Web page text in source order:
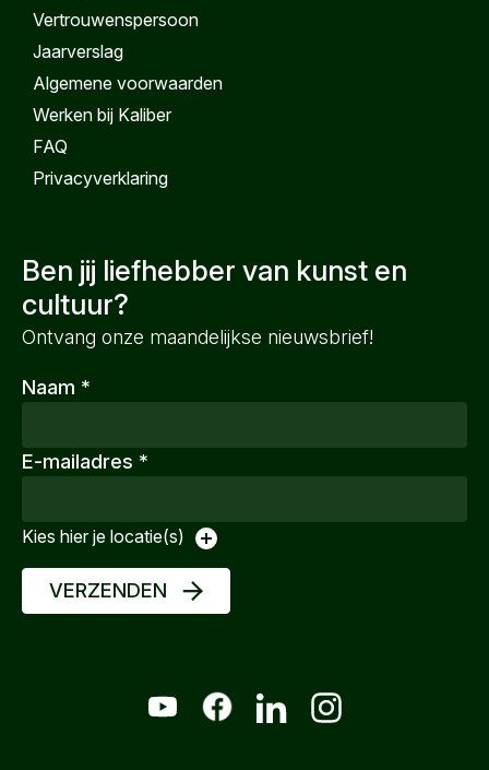
Vertrouwenspersoon
Jaarverslag
Algemene voorwaarden
Werken bij Kaliber
FAQ
Privacyverklaring
Ben jij liefhebber van kunst en
cultuur?
Ontvang onze maandelijkse nieuwsbrief!
Naam *
E-mailadres *
Kies hier je locatie(s)
VERZENDEN